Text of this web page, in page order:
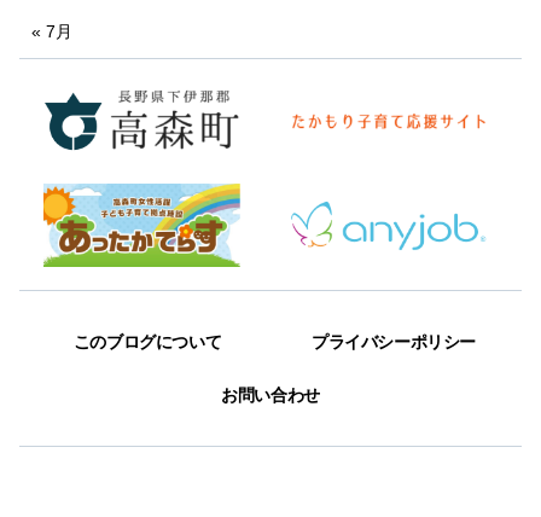
« 7月
このブログについて プライバシーポリシー
お問い合わせ